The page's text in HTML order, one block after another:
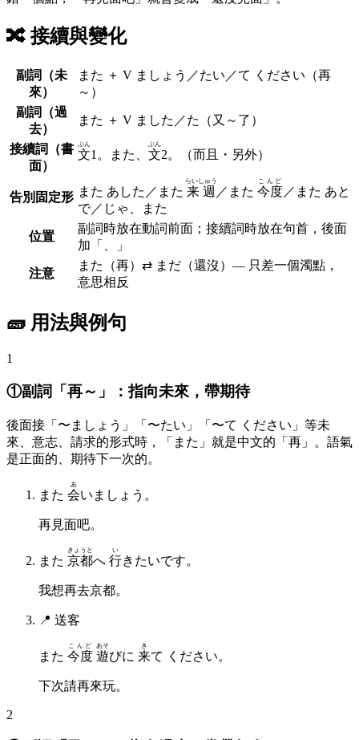
🔀接續與變化
副詞（未
來）
また ＋ V ましょう／たい／て ください （再
～）
副詞（過
去）
また ＋ V ました／た （又～了）
接續詞（書
面）
文
ぶん
1。 また 文
ぶん
2。 （而且・另外）
告別固定形 また あした／また 来週
らいしゅう
／また 今度
こんど
／また あと
で／じゃ、また
位置
副詞時放在動詞前面；接續詞時放在句首，後面
加「、」
注意
また （再）⇄ まだ （還沒）— 只差一個濁點，
意思相反
🧱 用法與例句
1
①副詞「再～」：指向未來，帶期待
後面接「〜ましょう」「〜たい」「〜て ください」等未
來、意志、請求的形式時，「また」就是中文的「再」。語氣
是正面的、期待下一次的。
また 会
あ
いましょう。
再見面吧。
また 京都
きょうと
へ 行
い
きたいです。
我想再去京都。
📍 送客
また 今度
こんど
遊
あそ
びに 来
き
て ください。
下次請再來玩。
2